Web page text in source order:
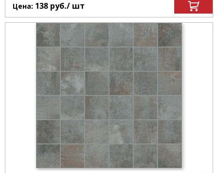
Цена: 138 руб./ шт